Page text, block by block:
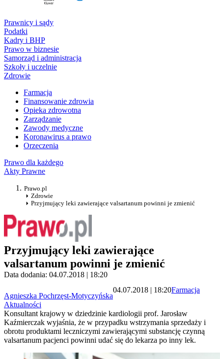
Prawnicy i sądy
Podatki
Kadry i BHP
Prawo w biznesie
Samorząd i administracja
Szkoły i uczelnie
Zdrowie
Farmacja
Finansowanie zdrowia
Opieka zdrowotna
Zarządzanie
Zawody medyczne
Koronawirus a prawo
Orzeczenia
Prawo dla każdego
Akty Prawne
Prawo.pl
Zdrowie
Przyjmujący leki zawierające valsartanum powinni je zmienić
Przyjmujący leki zawierające
valsartanum powinni je zmienić
Data dodania: 04.07.2018 | 18:20
Agnieszka Pochrzęst-Motyczyńska
04.07.2018 | 18:20Farmacja
Aktualności
Konsultant krajowy w dziedzinie kardiologii prof. Jarosław
Kaźmierczak wyjaśnia, że w przypadku wstrzymania sprzedaży i
obrotu produktami leczniczymi zawierającymi substancję czynną
valsartanum pacjenci powinni udać się do lekarza po inny lek.